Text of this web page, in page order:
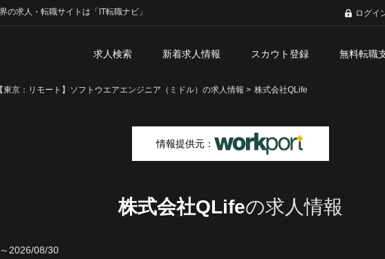
の求人・転職サイトは「IT転職ナビ」 ログイ
求人検索 新着求人情報 スカウト登録 無料転職
【東京：リモート】ソフトウエアエンジニア（ミドル）の求人情報 > 株式会社QLife
情報提供元：
株式会社QLifeの求人情報
2026/08/30